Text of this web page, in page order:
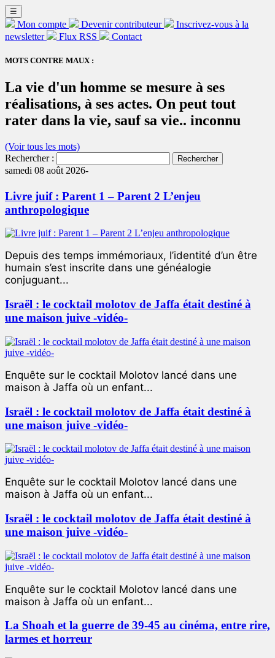
☰
Mon compte Devenir contributeur
Inscrivez-vous à la
newsletter
Flux RSS Contact
MOTS CONTRE MAUX :
La vie d'un homme se mesure à ses
réalisations, à ses actes. On peut tout
rater dans la vie, sauf sa vie.. inconnu
(Voir tous les mots)
Rechercher :
samedi 08 août 2026-
Livre juif : Parent 1 – Parent 2 L’enjeu
anthropologique
Depuis des temps immémoriaux, l’identité d’un être
humain s’est inscrite dans une généalogie
conjuguant...
Israël : le cocktail molotov de Jaffa était destiné à
une maison juive -vidéo-
Enquête sur le cocktail Molotov lancé dans une
maison à Jaffa où un enfant...
Israël : le cocktail molotov de Jaffa était destiné à
une maison juive -vidéo-
Enquête sur le cocktail Molotov lancé dans une
maison à Jaffa où un enfant...
Israël : le cocktail molotov de Jaffa était destiné à
une maison juive -vidéo-
Enquête sur le cocktail Molotov lancé dans une
maison à Jaffa où un enfant...
La Shoah et la guerre de 39-45 au cinéma, entre rire,
larmes et horreur